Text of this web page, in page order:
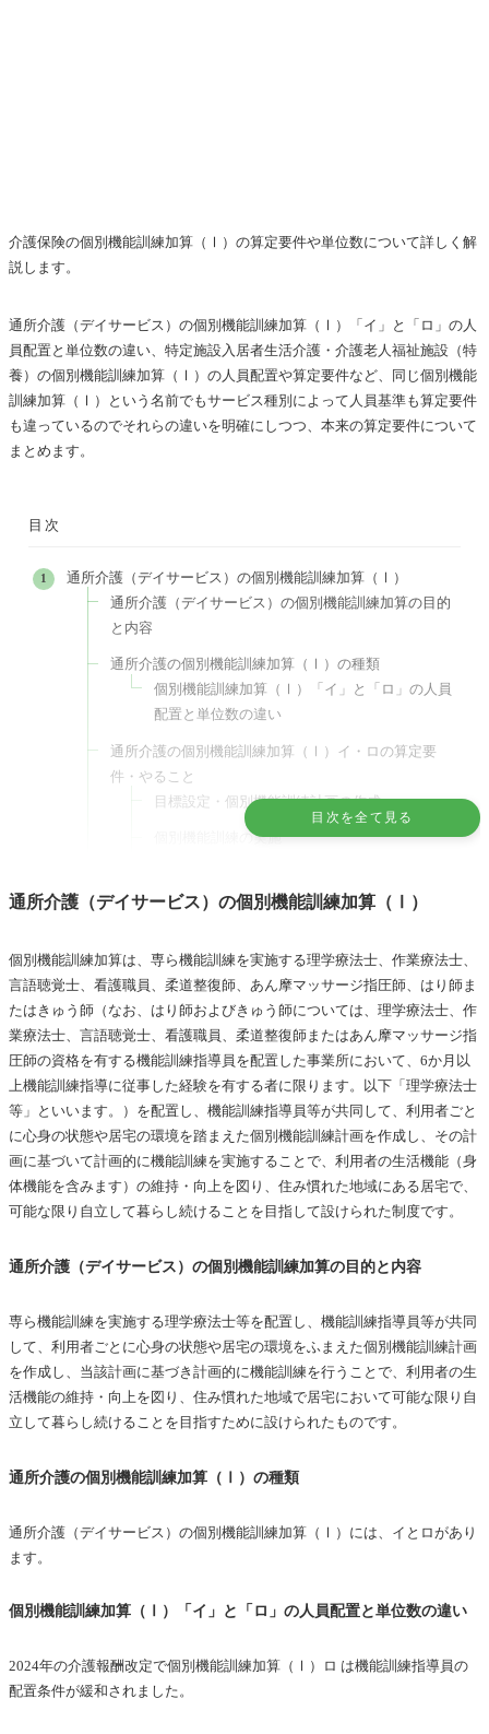
介護保険の個別機能訓練加算（Ⅰ）の算定要件や単位数について詳しく解
説します。
通所介護（デイサービス）の個別機能訓練加算（Ⅰ）「イ」と「ロ」の人
員配置と単位数の違い、特定施設入居者生活介護・介護老人福祉施設（特
養）の個別機能訓練加算（Ⅰ）の人員配置や算定要件など、同じ個別機能
訓練加算（Ⅰ）という名前でもサービス種別によって人員基準も算定要件
も違っているのでそれらの違いを明確にしつつ、本来の算定要件について
まとめます。
目次
目次を全て見る
通所介護（デイサービス）の個別機能訓練加算（Ⅰ）
通所介護（デイサービス）の個別機能訓練加算の目的
と内容
通所介護の個別機能訓練加算（Ⅰ）の種類
個別機能訓練加算（Ⅰ）「イ」と「ロ」の人員
配置と単位数の違い
通所介護の個別機能訓練加算（Ⅰ）イ・ロの算定要
件・やること
目標設定・個別機能訓練計画の作成
個別機能訓練の実施
通所介護（デイサービス）の個別機能訓練加算（Ⅱ）
特定施設入居者生活介護・介護老人福祉施設（特養）の個別
特定施設入居者生活介護・介護老人福祉施設（特養）
特定施設・特養の個別機能訓練加算（Ⅰ）を人員配置
要件
特定施設・特養の個別機能訓練加算（Ⅰ）の算定要
件・やること
個別機能訓練加算（Ⅱ）・（Ⅲ） 20単位／月はLIFE
まとめ
通所介護（デイサービス）の個別機能訓練加算（Ⅰ）
個別機能訓練加算は、専ら機能訓練を実施する理学療法士、作業療法士、
言語聴覚士、看護職員、柔道整復師、あん摩マッサージ指圧師、はり師ま
たはきゅう師（なお、はり師およびきゅう師については、理学療法士、作
業療法士、言語聴覚士、看護職員、柔道整復師またはあん摩マッサージ指
圧師の資格を有する機能訓練指導員を配置した事業所において、6か月以
上機能訓練指導に従事した経験を有する者に限ります。以下「理学療法士
等」といいます。）を配置し、機能訓練指導員等が共同して、利用者ごと
に心身の状態や居宅の環境を踏まえた個別機能訓練計画を作成し、その計
画に基づいて計画的に機能訓練を実施することで、利用者の生活機能（身
体機能を含みます）の維持・向上を図り、住み慣れた地域にある居宅で、
可能な限り自立して暮らし続けることを目指して設けられた制度です。
通所介護（デイサービス）の個別機能訓練加算の目的と内容
専ら機能訓練を実施する理学療法士等を配置し、機能訓練指導員等が共同
して、利用者ごとに心身の状態や居宅の環境をふまえた個別機能訓練計画
を作成し、当該計画に基づき計画的に機能訓練を行うことで、利用者の生
活機能の維持・向上を図り、住み慣れた地域で居宅において可能な限り自
立して暮らし続けることを目指すために設けられたものです。
通所介護の個別機能訓練加算（Ⅰ）の種類
通所介護（デイサービス）の個別機能訓練加算（Ⅰ）には、イとロがあり
ます。
個別機能訓練加算（Ⅰ）「イ」と「ロ」の人員配置と単位数の違い
2024年の介護報酬改定で個別機能訓練加算（Ⅰ）ロ は機能訓練指導員の
配置条件が緩和されました。